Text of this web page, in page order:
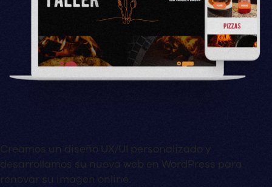
Creamos un diseño UX/UI personalizado y
desarrollamos su nueva web en WordPress para
renovar su imagen online.